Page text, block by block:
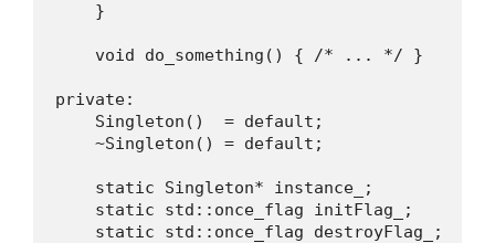
    }
    void do_something() { /* ... */ }
private:
    Singleton()  = default;
    ~Singleton() = default;
    static Singleton* instance_;
    static std::once_flag initFlag_;
    static std::once_flag destroyFlag_;